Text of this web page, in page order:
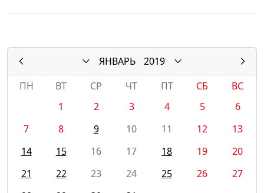
ЯНВАРЬ
2019
ПН
ВТ СР ЧТ ПТ СБ
ВС
1
2 3 4 5
6
7
8 9 10 11 12
13
14
15 16 17 18 19
20
21
22 23 24 25 26
27